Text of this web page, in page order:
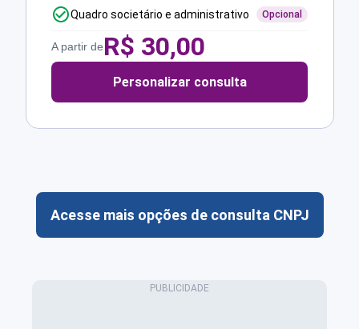
Quadro societário e administrativo Opcional
A partir deR$ 30,00
Personalizar consulta
Acesse mais opções de consulta CNPJ